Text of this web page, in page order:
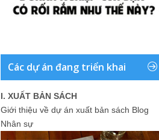
Các dự án đang triển khai
I. XUẤT BẢN SÁCH
Giới thiệu về dự án xuất bản sách Blog
Nhân sự